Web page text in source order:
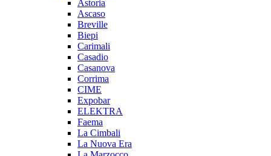
Astoria
Ascaso
Breville
Biepi
Carimali
Casadio
Casanova
Corrima
CIME
Expobar
ELEKTRA
Faema
La Cimbali
La Nuova Era